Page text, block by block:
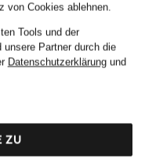
für Damen
von Cookies ablehnen.
Tools und der
unsere Partner durch die
Datenschutzerklärungund
ZU